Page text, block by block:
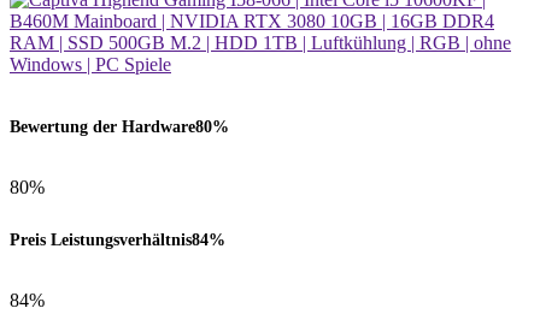
Bewertung der Hardware80%
80%
Preis Leistungsverhältnis84%
84%